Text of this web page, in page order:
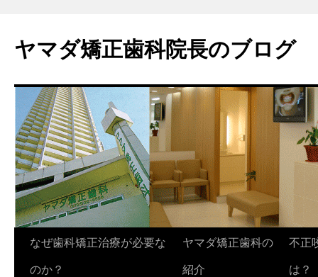
ヤマダ矯正歯科院長のブログ
ン
なぜ歯科矯正治療が必要な
のか？
ヤマダ矯正歯科の
紹介
不正
は？